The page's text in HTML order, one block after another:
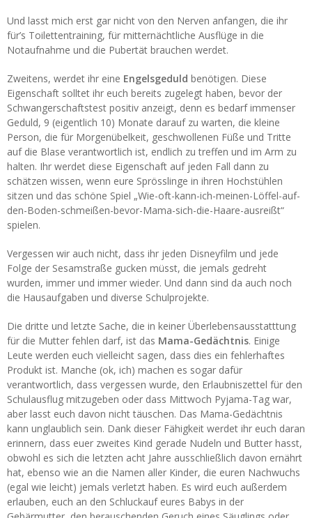
Und lasst mich erst gar nicht von den Nerven anfangen, die ihr
für’s Toilettentraining, für mitternächtliche Ausflüge in die
Notaufnahme und die Pubertät brauchen werdet.
Zweitens, werdet ihr eine Engelsgeduld benötigen. Diese
Eigenschaft solltet ihr euch bereits zugelegt haben, bevor der
Schwangerschaftstest positiv anzeigt, denn es bedarf immenser
Geduld, 9 (eigentlich 10) Monate darauf zu warten, die kleine
Person, die für Morgenübelkeit, geschwollenen Füße und Tritte
auf die Blase verantwortlich ist, endlich zu treffen und im Arm zu
halten. Ihr werdet diese Eigenschaft auf jeden Fall dann zu
schätzen wissen, wenn eure Sprösslinge in ihren Hochstühlen
sitzen und das schöne Spiel „Wie-oft-kann-ich-meinen-Löffel-auf-
den-Boden-schmeißen-bevor-Mama-sich-die-Haare-ausreißt“
spielen.
Vergessen wir auch nicht, dass ihr jeden Disneyfilm und jede
Folge der Sesamstraße gucken müsst, die jemals gedreht
wurden, immer und immer wieder. Und dann sind da auch noch
die Hausaufgaben und diverse Schulprojekte.
Die dritte und letzte Sache, die in keiner Überlebensausstatttung
für die Mutter fehlen darf, ist das Mama-Gedächtnis. Einige
Leute werden euch vielleicht sagen, dass dies ein fehlerhaftes
Produkt ist. Manche (ok, ich) machen es sogar dafür
verantwortlich, dass vergessen wurde, den Erlaubniszettel für den
Schulausflug mitzugeben oder dass Mittwoch Pyjama-Tag war,
aber lasst euch davon nicht täuschen. Das Mama-Gedächtnis
kann unglaublich sein. Dank dieser Fähigkeit werdet ihr euch daran
erinnern, dass euer zweites Kind gerade Nudeln und Butter hasst,
obwohl es sich die letzten acht Jahre ausschließlich davon ernährt
hat, ebenso wie an die Namen aller Kinder, die euren Nachwuchs
(egal wie leicht) jemals verletzt haben. Es wird euch außerdem
erlauben, euch an den Schluckauf eures Babys in der